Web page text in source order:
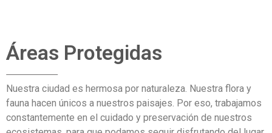
Áreas Protegidas
Nuestra ciudad es hermosa por naturaleza. Nuestra flora y
fauna hacen únicos a nuestros paisajes. Por eso, trabajamos
constantemente en el cuidado y preservación de nuestros